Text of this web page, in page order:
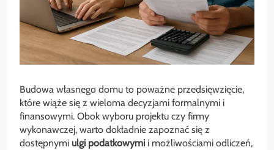
Budowa własnego domu to poważne przedsięwzięcie,
które wiąże się z wieloma decyzjami formalnymi i
finansowymi. Obok wyboru projektu czy firmy
wykonawczej, warto dokładnie zapoznać się z
dostępnymi ulgi podatkowymi i możliwościami odliczeń,